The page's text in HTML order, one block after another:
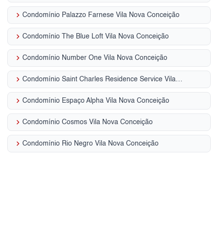
keyboard_arrow_right Condomínio Palazzo Farnese Vila Nova Conceição
keyboard_arrow_right Condomínio The Blue Loft Vila Nova Conceição
keyboard_arrow_right Condomínio Number One Vila Nova Conceição
keyboard_arrow_right Condomínio Saint Charles Residence Service Vila Nova Conceição
keyboard_arrow_right Condomínio Espaço Alpha Vila Nova Conceição
keyboard_arrow_right Condomínio Cosmos Vila Nova Conceição
keyboard_arrow_right Condomínio Rio Negro Vila Nova Conceição